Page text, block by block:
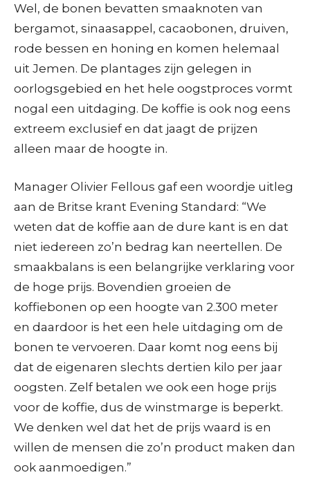
Wel, de bonen bevatten smaaknoten van
bergamot, sinaasappel, cacaobonen, druiven,
rode bessen en honing en komen helemaal
uit Jemen. De plantages zijn gelegen in
oorlogsgebied en het hele oogstproces vormt
nogal een uitdaging. De koffie is ook nog eens
extreem exclusief en dat jaagt de prijzen
alleen maar de hoogte in.
Manager Olivier Fellous gaf een woordje uitleg
aan de Britse krant Evening Standard: “We
weten dat de koffie aan de dure kant is en dat
niet iedereen zo’n bedrag kan neertellen. De
smaakbalans is een belangrijke verklaring voor
de hoge prijs. Bovendien groeien de
koffiebonen op een hoogte van 2.300 meter
en daardoor is het een hele uitdaging om de
bonen te vervoeren. Daar komt nog eens bij
dat de eigenaren slechts dertien kilo per jaar
oogsten. Zelf betalen we ook een hoge prijs
voor de koffie, dus de winstmarge is beperkt.
We denken wel dat het de prijs waard is en
willen de mensen die zo’n product maken dan
ook aanmoedigen.”